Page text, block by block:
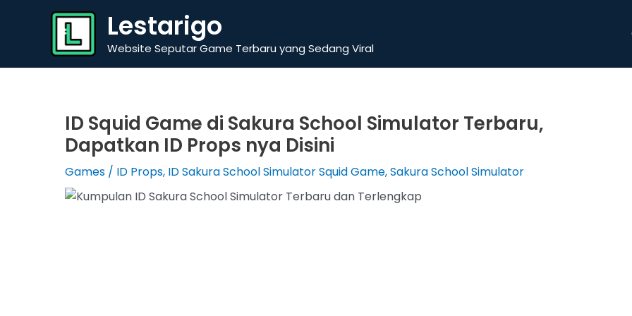
Lestarigo
Website Seputar Game Terbaru yang Sedang Viral
ID Squid Game di Sakura School Simulator Terbaru,
Dapatkan ID Props nya Disini
Games / ID Props, ID Sakura School Simulator Squid Game,Sakura School Simulator